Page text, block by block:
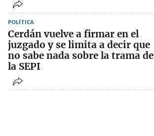
POLÍTICA
Cerdán vuelve a firmar en el
juzgado y se limita a decir que
no sabe nada sobre la trama de
la SEPI